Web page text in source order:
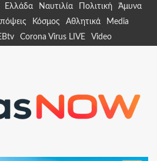
Ελλάδα Ναυτιλία Πολιτική
Άμυνα
Κόσμος Αθλητικά
Media
Corona Virus LIVE Video